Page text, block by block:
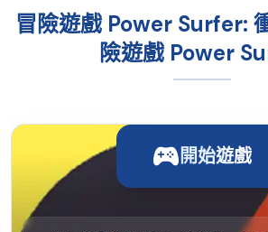
冒險遊戲 Power Surfer:
險遊戲 Power
開始遊戲